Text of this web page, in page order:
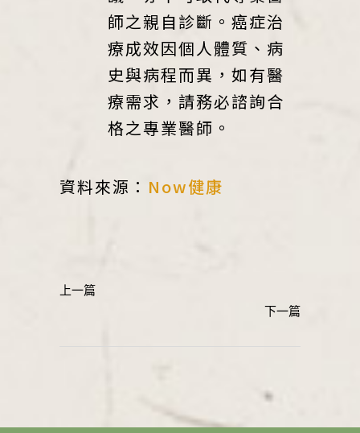
師之親自診斷。癌症治
療成效因個人體質、病
史與病程而異，如有醫
療需求，請務必諮詢合
格之專業醫師。
資料來源： Now健康